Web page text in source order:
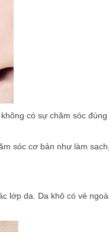
có sự chăm sóc
sóc cơ bản như làm
lớp da. Da khô có vẻ